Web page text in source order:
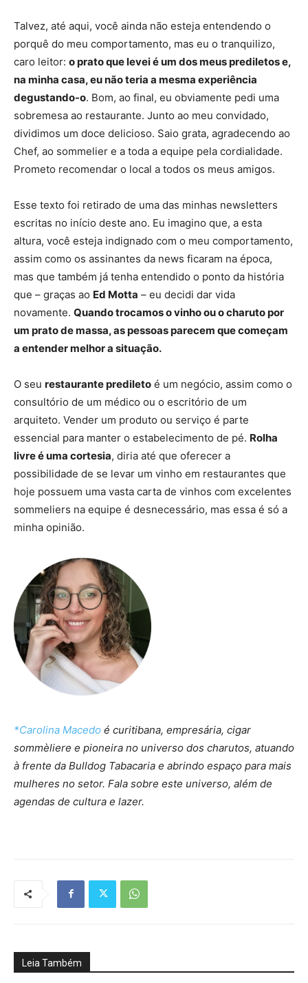
Talvez, até aqui, você ainda não esteja entendendo o
porquê do meu comportamento, mas eu o tranquilizo,
caro leitor: o prato que levei é um dos meus prediletos e,
na minha casa, eu não teria a mesma experiência
degustando-o. Bom, ao final, eu obviamente pedi uma
sobremesa ao restaurante. Junto ao meu convidado,
dividimos um doce delicioso. Saio grata, agradecendo ao
Chef, ao sommelier e a toda a equipe pela cordialidade.
Prometo recomendar o local a todos os meus amigos.
Esse texto foi retirado de uma das minhas newsletters
escritas no início deste ano. Eu imagino que, a esta
altura, você esteja indignado com o meu comportamento,
assim como os assinantes da news ficaram na época,
mas que também já tenha entendido o ponto da história
que – graças ao Ed Motta – eu decidi dar vida
novamente. Quando trocamos o vinho ou o charuto por
um prato de massa, as pessoas parecem que começam
a entender melhor a situação.
O seu restaurante predileto é um negócio, assim como o
consultório de um médico ou o escritório de um
arquiteto. Vender um produto ou serviço é parte
essencial para manter o estabelecimento de pé. Rolha
livre é uma cortesia, diria até que oferecer a
possibilidade de se levar um vinho em restaurantes que
hoje possuem uma vasta carta de vinhos com excelentes
sommeliers na equipe é desnecessário, mas essa é só a
minha opinião.
*Carolina Macedo é curitibana, empresária, cigar
sommèliere e pioneira no universo dos charutos, atuando
à frente da Bulldog Tabacaria e abrindo espaço para mais
mulheres no setor. Fala sobre este universo, além de
agendas de cultura e lazer.
Leia Também